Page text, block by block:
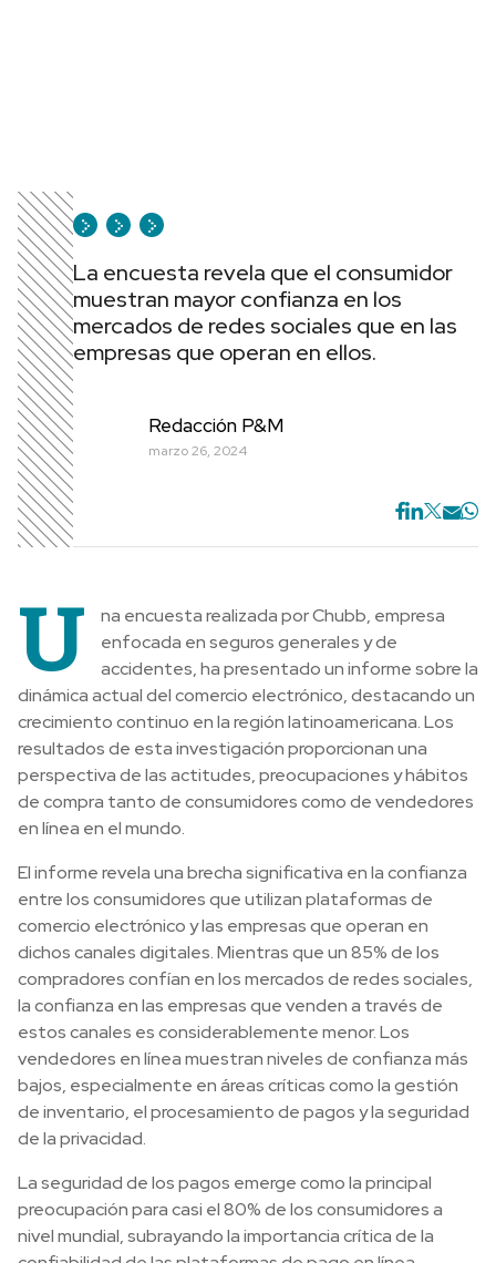
La encuesta revela que el consumidor
muestran mayor confianza en los
mercados de redes sociales que en las
empresas que operan en ellos.
Redacción P&M
marzo 26, 2024
U
na encuesta realizada por Chubb, empresa
enfocada en seguros generales y de
accidentes, ha presentado un informe sobre la
dinámica actual del comercio electrónico, destacando un
crecimiento continuo en la región latinoamericana. Los
resultados de esta investigación proporcionan una
perspectiva de las actitudes, preocupaciones y hábitos
de compra tanto de consumidores como de vendedores
en línea en el mundo.
El informe revela una brecha significativa en la confianza
entre los consumidores que utilizan plataformas de
comercio electrónico y las empresas que operan en
dichos canales digitales. Mientras que un 85% de los
compradores confían en los mercados de redes sociales,
la confianza en las empresas que venden a través de
estos canales es considerablemente menor. Los
vendedores en línea muestran niveles de confianza más
bajos, especialmente en áreas críticas como la gestión
de inventario, el procesamiento de pagos y la seguridad
de la privacidad.
La seguridad de los pagos emerge como la principal
preocupación para casi el 80% de los consumidores a
nivel mundial, subrayando la importancia crítica de la